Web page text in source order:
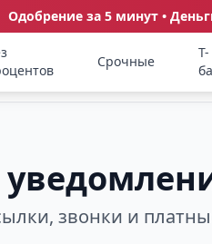
Одобрение за 5 минут •
Срочные
Т-
звонки и